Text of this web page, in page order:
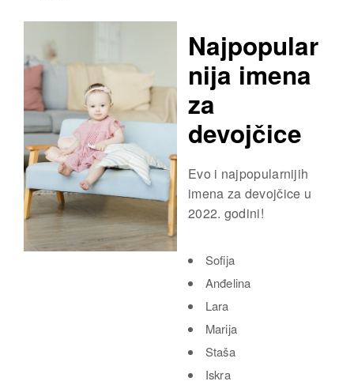
Najpopular
nija imena
za
devojčice
Evo i najpopularnijih
imena za devojčice u
2022. godini!
Sofija
Anđelina
Lara
Marija
Staša
Iskra